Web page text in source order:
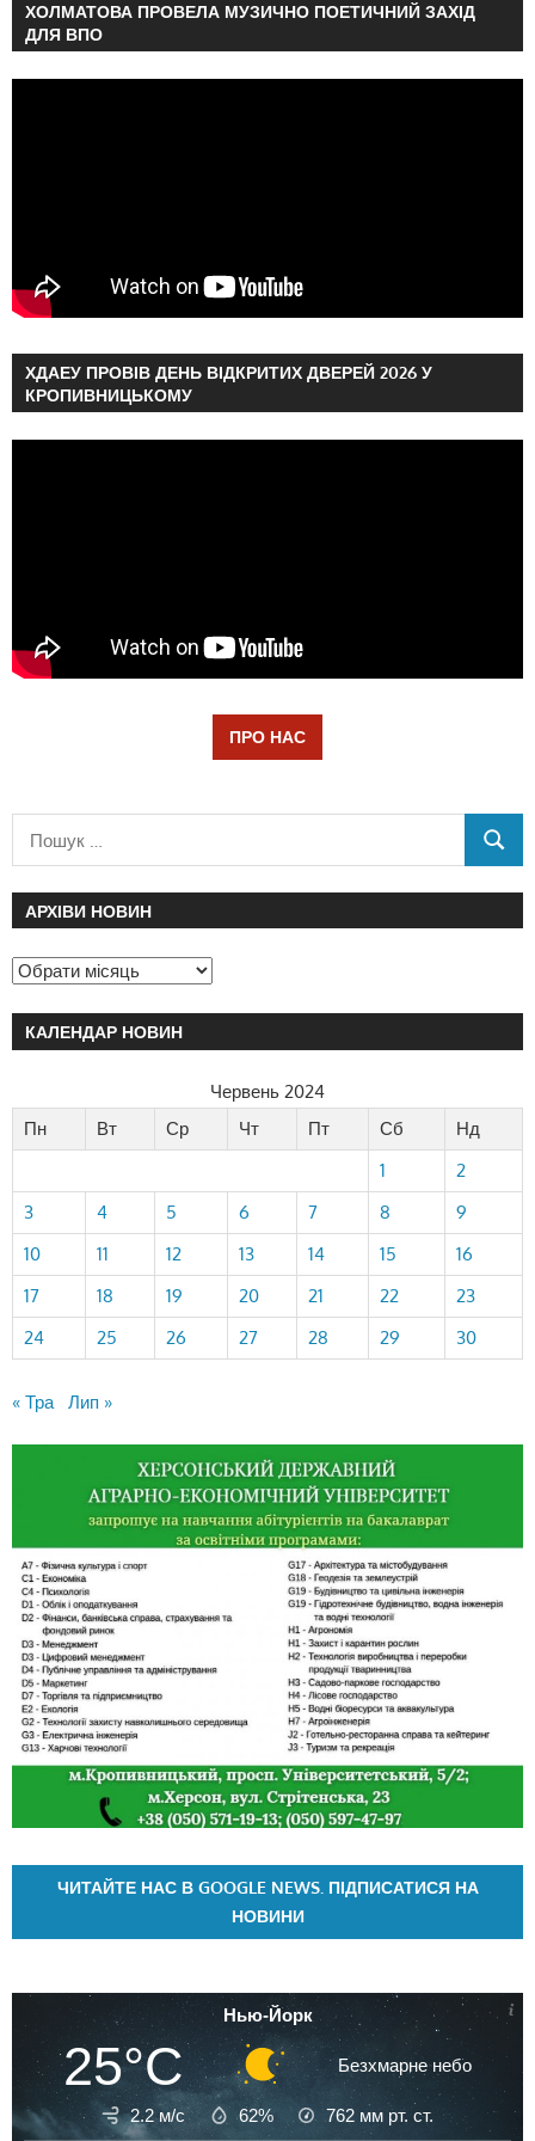
ХОЛМАТОВА ПРОВЕЛА МУЗИЧНО ПОЕТИЧНИЙ ЗАХІД
ДЛЯ ВПО
ХДАЕУ ПРОВІВ ДЕНЬ ВІДКРИТИХ ДВЕРЕЙ 2026 У
КРОПИВНИЦЬКОМУ
ПРО НАС
АРХІВИ НОВИН
КАЛЕНДАР НОВИН
Червень 2024
Пн
Вт Ср Чт Пт Сб
Нд
1
2
3
4 5 6 7 8
9
10
11 12 13 14 15
16
17
18 19 20 21 22
23
24
25 26 27 28 29 30
« Тра Лип »
ЧИТАЙТЕ НАС В GOOGLE NEWS. ПІДПИСАТИСЯ НА
НОВИНИ
Нью-Йорк
25°C Безхмарне небо
2.2 м/с 62% 762 мм рт. ст.